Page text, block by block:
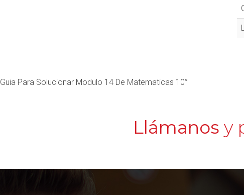
Guia Para Solucionar Modulo 14 De Matematicas 10°
Llámanos y